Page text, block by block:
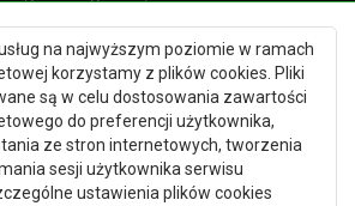
na najwyższym poziomie w ramach
korzystamy z plików cookies. Pliki
są w celu dostosowania zawartości
do preferencji użytkownika,
ze stron internetowych, tworzenia
sesji użytkownika serwisu
ustawienia plików cookies
Dywany Poznań
Dywany Gdynia
Dywany Białystok
Dywany Kielce